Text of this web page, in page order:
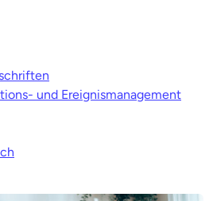
und Ereignismanagement